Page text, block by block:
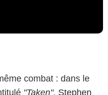
combat : dans le
"Taken", Stephen